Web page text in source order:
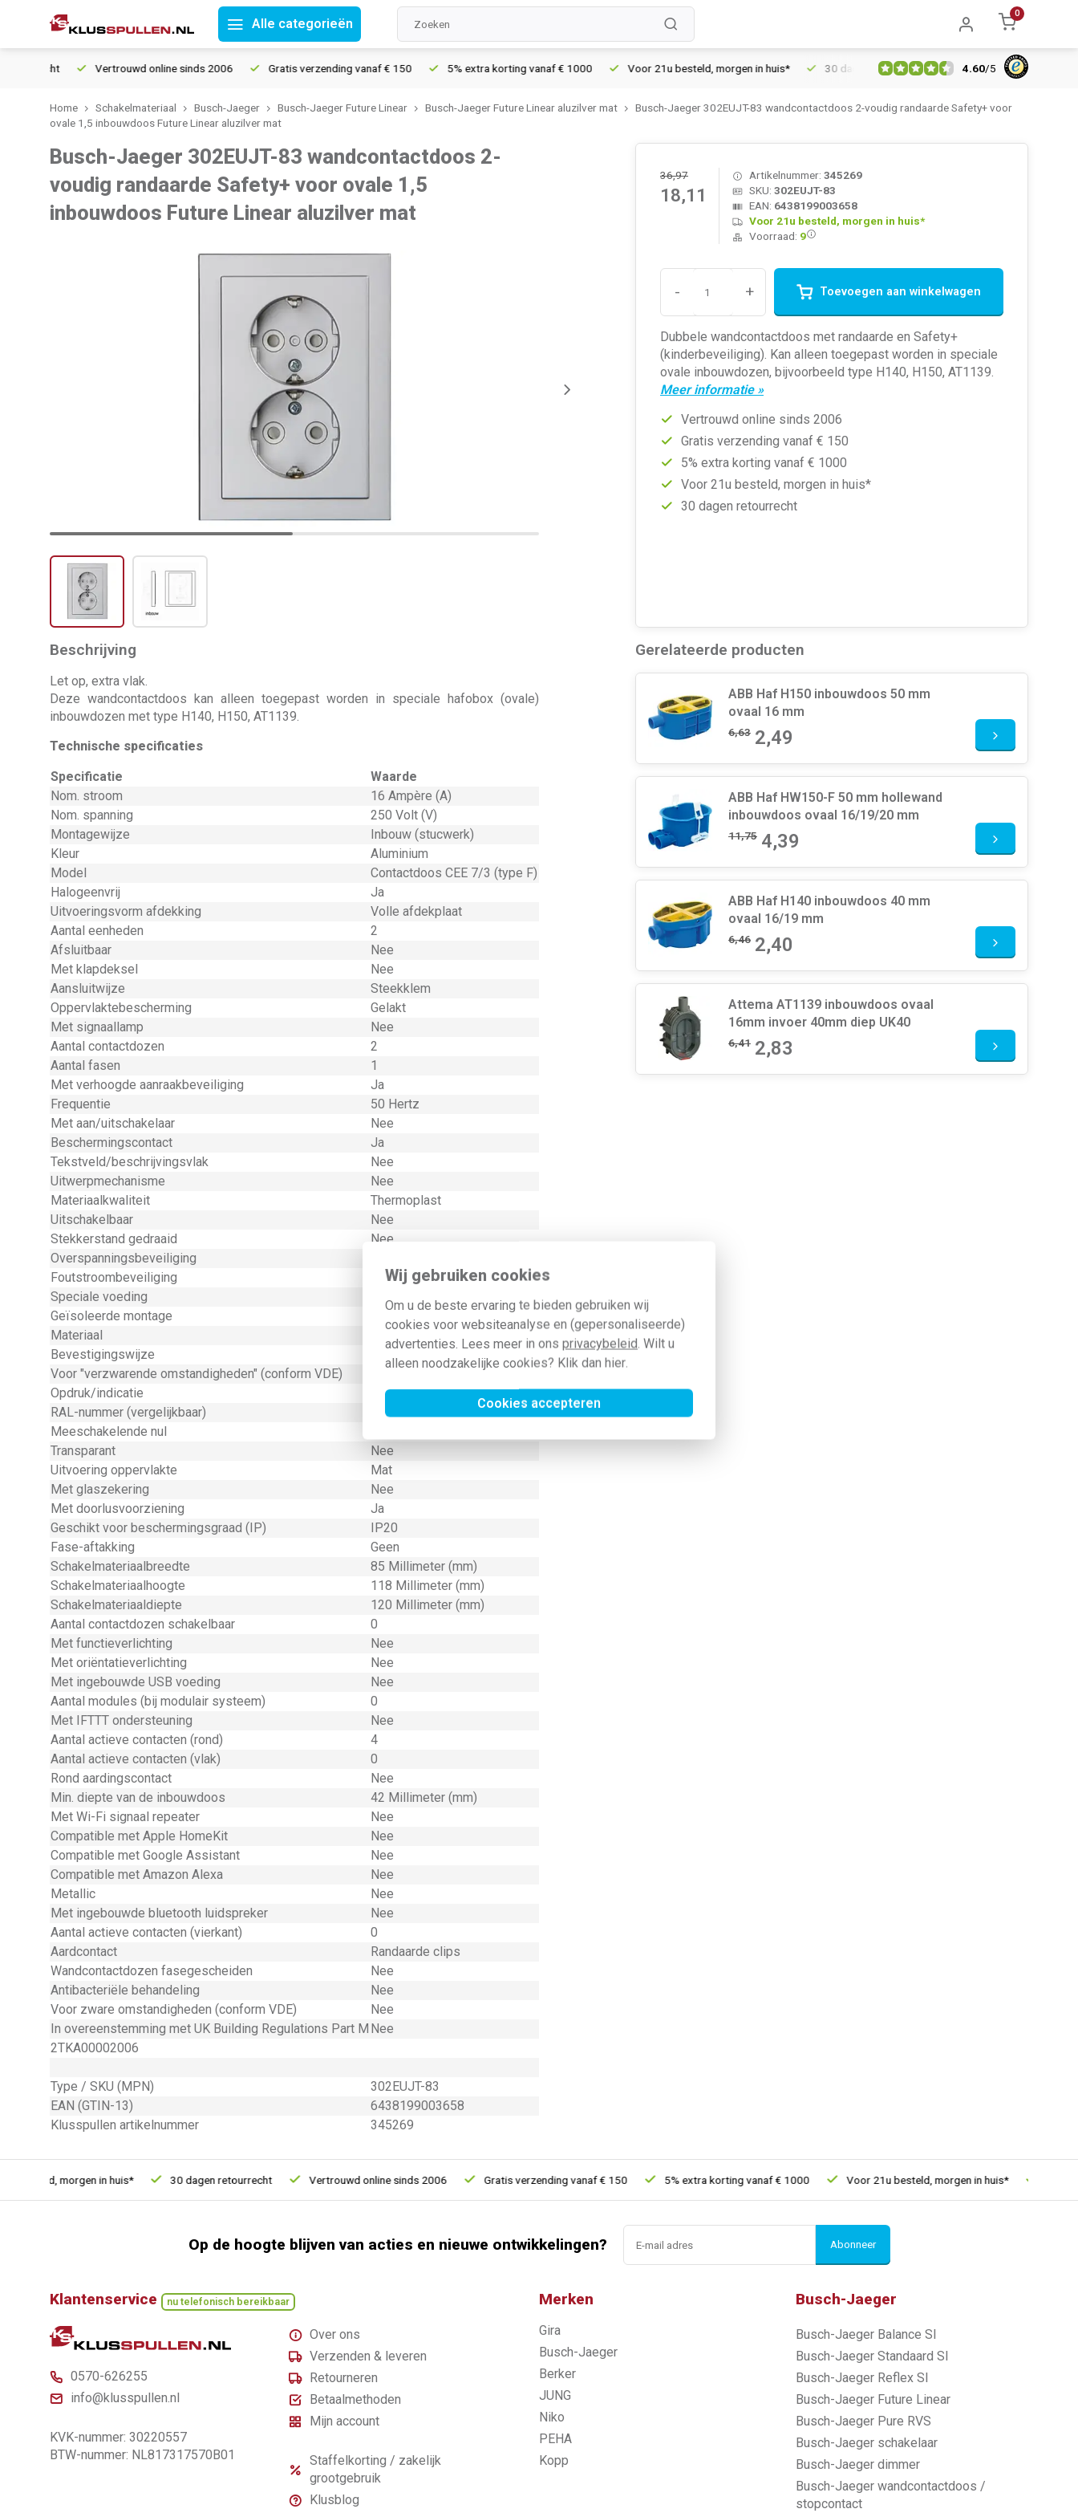
Wij gebruiken cookies
Om u de beste ervaring te bieden gebruiken wij
cookies voor websiteanalyse en (gepersonaliseerde)
advertenties. Lees meer in ons privacybeleid. Wilt u
alleen noodzakelijke cookies? Klik dan hier.
Cookies accepteren
Alle categorieën
0
Vertrouwd online sinds 2006 Gratis verzending vanaf € 150 5% extra korting vanaf € 1000 Voor 21u besteld, morgen in huis* 30 dagen retourrecht Vertrouwd online sinds 2006
4.60/5
Home Schakelmateriaal Busch-Jaeger Busch-Jaeger Future Linear Busch-Jaeger Future Linear aluzilver mat
Busch-Jaeger 302EUJT-83 wandcontactdoos 2-voudig randaarde Safety+ voor
ovale 1,5 inbouwdoos Future Linear aluzilver mat
Busch-Jaeger 302EUJT-83 wandcontactdoos 2-
voudig randaarde Safety+ voor ovale 1,5
inbouwdoos Future Linear aluzilver mat
36,97
18,11
Artikelnummer: 345269
SKU: 302EUJT-83
EAN: 6438199003658
Voor 21u besteld, morgen in huis*
Voorraad: 9
- + Toevoegen aan winkelwagen
Dubbele wandcontactdoos met randaarde en Safety+
(kinderbeveiliging). Kan alleen toegepast worden in speciale
ovale inbouwdozen, bijvoorbeeld type H140, H150, AT1139.
Meer informatie »
Vertrouwd online sinds 2006
Gratis verzending vanaf € 150
5% extra korting vanaf € 1000
Voor 21u besteld, morgen in huis*
30 dagen retourrecht
Beschrijving
Let op, extra vlak.
Deze wandcontactdoos kan alleen toegepast worden in speciale hafobox (ovale)
inbouwdozen met type H140, H150, AT1139.
Technische specificaties
Specificatie
Waarde
Nom. stroom
16 Ampère (A)
Nom. spanning
250 Volt (V)
Montagewijze
Inbouw (stucwerk)
Kleur
Aluminium
Model
Contactdoos CEE 7/3 (type F)
Halogeenvrij
Ja
Uitvoeringsvorm afdekking
Volle afdekplaat
Aantal eenheden
2
Afsluitbaar
Nee
Met klapdeksel
Nee
Aansluitwijze
Steekklem
Oppervlaktebescherming
Gelakt
Met signaallamp
Nee
Aantal contactdozen
2
Aantal fasen
1
Met verhoogde aanraakbeveiliging
Ja
Frequentie
50 Hertz
Met aan/uitschakelaar
Nee
Beschermingscontact
Ja
Tekstveld/beschrijvingsvlak
Nee
Uitwerpmechanisme
Nee
Materiaalkwaliteit
Thermoplast
Uitschakelbaar
Nee
Stekkerstand gedraaid
Nee
Overspanningsbeveiliging
Foutstroombeveiliging
Nee
Speciale voeding
Geen
Geïsoleerde montage
Materiaal
Kunststof
Bevestigingswijze
Bevestiging met schroef
Voor "verzwarende omstandigheden" (conform VDE)
Opdruk/indicatie
Geen
RAL-nummer (vergelijkbaar)
9006
Meeschakelende nul
Transparant
Nee
Uitvoering oppervlakte
Mat
Met glaszekering
Nee
Met doorlusvoorziening
Ja
Geschikt voor beschermingsgraad (IP)
IP20
Fase-aftakking
Geen
Schakelmateriaalbreedte
85 Millimeter (mm)
Schakelmateriaalhoogte
118 Millimeter (mm)
Schakelmateriaaldiepte
120 Millimeter (mm)
Aantal contactdozen schakelbaar
0
Met functieverlichting
Nee
Met oriëntatieverlichting
Nee
Met ingebouwde USB voeding
Nee
Aantal modules (bij modulair systeem)
0
Met IFTTT ondersteuning
Nee
Aantal actieve contacten (rond)
4
Aantal actieve contacten (vlak)
0
Rond aardingscontact
Nee
Min. diepte van de inbouwdoos
42 Millimeter (mm)
Met Wi-Fi signaal repeater
Nee
Compatible met Apple HomeKit
Nee
Compatible met Google Assistant
Nee
Compatible met Amazon Alexa
Nee
Metallic
Nee
Met ingebouwde bluetooth luidspreker
Nee
Aantal actieve contacten (vierkant)
0
Aardcontact
Randaarde clips
Wandcontactdozen fasegescheiden
Nee
Antibacteriële behandeling
Nee
Voor zware omstandigheden (conform VDE)
Nee
In overeenstemming met UK Building Regulations Part M Nee
2TKA00002006
Type / SKU (MPN)
302EUJT-83
EAN (GTIN-13)
6438199003658
Klusspullen artikelnummer
345269
Gerelateerde producten
ABB Haf H150 inbouwdoos 50 mm
ovaal 16 mm
6,63 2,49
ABB Haf HW150-F 50 mm hollewand
inbouwdoos ovaal 16/19/20 mm
11,75 4,39
ABB Haf H140 inbouwdoos 40 mm
ovaal 16/19 mm
6,46 2,40
Attema AT1139 inbouwdoos ovaal
16mm invoer 40mm diep UK40
6,41 2,83
morgen in huis* 30 dagen retourrecht Vertrouwd online sinds 2006 Gratis verzending vanaf € 150 5% extra korting vanaf € 1000 Voor 21u besteld, morgen in huis* 30 dagen
Op de hoogte blijven van acties en nieuwe ontwikkelingen? Abonneer
Klantenservice nu telefonisch bereikbaar
0570-626255
info@klusspullen.nl
KVK-nummer: 30220557
BTW-nummer: NL817317570B01
Over ons
Verzenden & leveren
Retourneren
Betaalmethoden
Mijn account
Staffelkorting / zakelijk
grootgebruik
Klusblog
Merken
Gira
Busch-Jaeger
Berker
JUNG
Niko
PEHA
Kopp
Busch-Jaeger
Busch-Jaeger Balance SI
Busch-Jaeger Standaard SI
Busch-Jaeger Reflex SI
Busch-Jaeger Future Linear
Busch-Jaeger Pure RVS
Busch-Jaeger schakelaar
Busch-Jaeger dimmer
Busch-Jaeger wandcontactdoos /
stopcontact